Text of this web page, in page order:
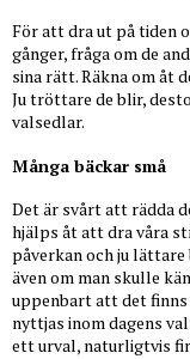
För att dra ut på tiden
gånger, fråga om de
sina rätt. Räkna om åt
Ju tröttare de blir,
valsedlar.
Många bäckar små
Det är svårt att rädda
hjälps åt att dra våra
påverkan och ju
även om man skulle
uppenbart att det
nyttjas inom dagens
ett urval, naturligtvis